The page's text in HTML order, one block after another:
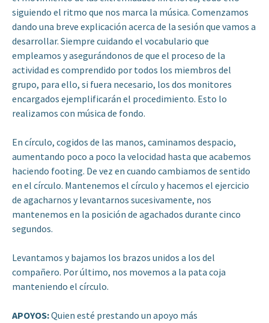
siguiendo el ritmo que nos marca la música. Comenzamos
dando una breve explicación acerca de la sesión que vamos a
desarrollar. Siempre cuidando el vocabulario que
empleamos y asegurándonos de que el proceso de la
actividad es comprendido por todos los miembros del
grupo, para ello, si fuera necesario, los dos monitores
encargados ejemplificarán el procedimiento. Esto lo
realizamos con música de fondo.
En círculo, cogidos de las manos, caminamos despacio,
aumentando poco a poco la velocidad hasta que acabemos
haciendo footing. De vez en cuando cambiamos de sentido
en el círculo. Mantenemos el círculo y hacemos el ejercicio
de agacharnos y levantarnos sucesivamente, nos
mantenemos en la posición de agachados durante cinco
segundos.
Levantamos y bajamos los brazos unidos a los del
compañero. Por último, nos movemos a la pata coja
manteniendo el círculo.
APOYOS:Quien esté prestando un apoyo más